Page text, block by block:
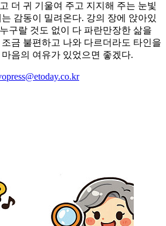
더 귀 기울여 주고 지지해 주는 눈빛
감동이 밀려온다. 강의 장에 앉아있
구랄 것도 없이 다 파란만장한 삶을
금 불편하고 나와 다르더라도 타인을
음의 여유가 있었으면 좋겠다.